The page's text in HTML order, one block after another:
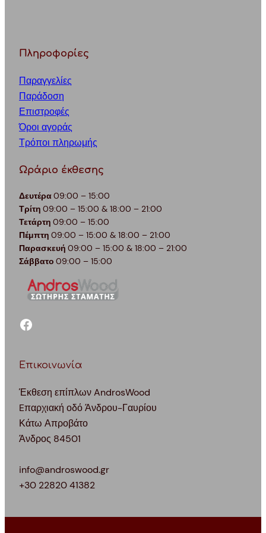
Πληροφορίες
Παραγγελίες
Παράδοση
Επιστροφές
Όροι αγοράς
Τρόποι πληρωμής
Ωράριο έκθεσης
Δευτέρα09:00 – 15:00
Τρίτη 09:00 – 15:00 & 18:00 – 21:00
Τετάρτη 09:00 – 15:00
Πέμπτη 09:00 – 15:00 & 18:00 – 21:00
Παρασκευή 09:00 – 15:00 & 18:00 – 21:00
Σάββατο 09:00 – 15:00
facebook
Επικοινωνία
Έκθεση επίπλων AndrosWood
Eπαρχιακή οδό Άνδρου-Γαυρίου
Κάτω Απροβάτο
Άνδρος 84501
info@androswood.gr
+30 22820 41382